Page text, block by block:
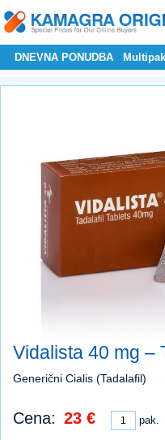
DNEVNA PONUDBA
Vidalista 40 mg –
Generični Cialis (Tadalafil)
Cena: 23 € pak.